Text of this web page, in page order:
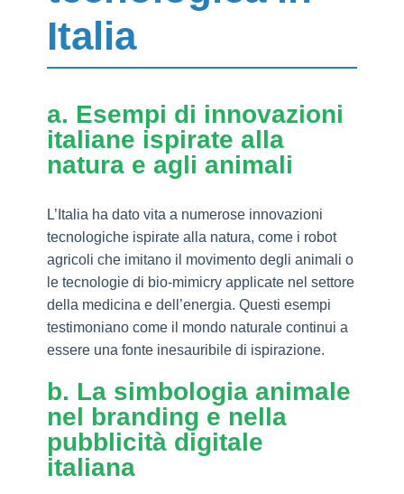
Italia
a. Esempi di innovazioni
italiane ispirate alla
natura e agli animali
L’Italia ha dato vita a numerose innovazioni
tecnologiche ispirate alla natura, come i robot
agricoli che imitano il movimento degli animali o
le tecnologie di bio-mimicry applicate nel settore
della medicina e dell’energia. Questi esempi
testimoniano come il mondo naturale continui a
essere una fonte inesauribile di ispirazione.
b. La simbologia animale
nel branding e nella
pubblicità digitale
italiana